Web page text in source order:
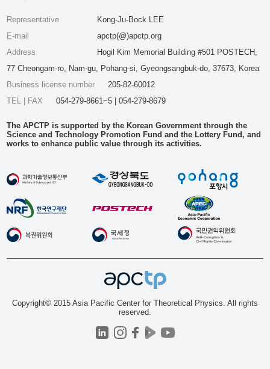
Representative
Kong-Ju-Bock LEE
E-mail
apctp(@)apctp.org
Address
Hogil Kim Memorial Building #501 POSTECH,
77 Cheongam-ro, Nam-gu, Pohang-si, Gyeongsangbuk-do, 37673, Korea
Business license number
205-82-60012
TEL | FAX
054-279-8661~5 | 054-279-8679
The APCTP is supported by the Korean Government through the
Science and Technology Promotion Fund and the Lottery Fund, and
works to enhance public value through its activities.
Copyright© 2015 Asia Pacific Center for Theoretical Physics. All rights
reserved.